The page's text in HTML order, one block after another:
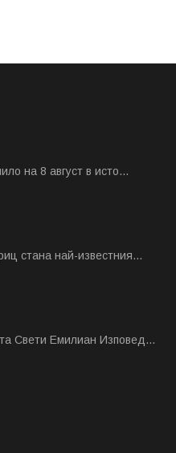
на 8 август в исто...
стана най-известния...
Свeти Емилиан Изповед...